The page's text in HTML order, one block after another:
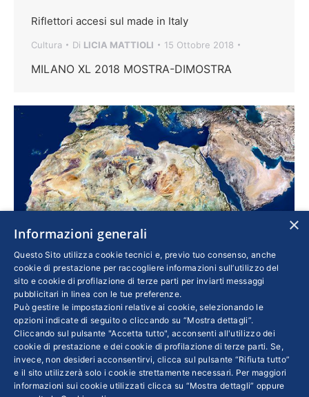
Riflettori accesi sul made in Italy
Cultura Di LICIA MATTIOLI 15 Ottobre 2018
MILANO XL 2018 MOSTRA-DIMOSTRA
Dobbiamo esserci
Esteri DiLICIA MATTIOLI 26 Luglio 2017
È un Continente in crescita, demografica ed
economica: lo dice l’Ocse nell’“african
economic outlook”. Le grandi imprese italiane
×
Informazioni generali
Questo Sito utilizza cookie tecnici e, previo tuo consenso, anche
cookie di prestazione per raccogliere informazioni sull’utilizzo del
sito e cookie di profilazione di terze parti per inviarti messaggi
pubblicitari in linea con le tue preferenze.
Può gestire le impostazioni relative ai cookie, selezionando le
opzioni indicate di seguito o cliccando su “Mostra dettagli”.
Cliccando sul pulsante "Accetta tutto", acconsenti all'utilizzo dei
cookie di prestazione e dei cookie di profilazione di terze parti. Se,
invece, non desideri acconsentirvi, clicca sul pulsante “Rifiuta tutto”
e il sito utilizzerà solo i cookie strettamente necessari. Per maggiori
informazioni sui cookie utilizzati clicca su “Mostra dettagli” oppure